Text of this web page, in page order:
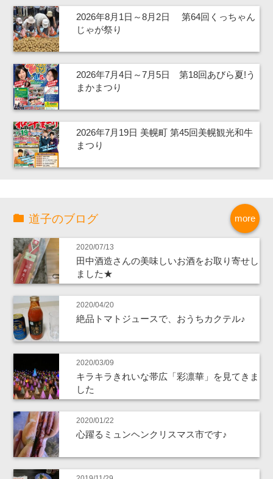
2026年8月1日～8月2日 第64回くっちゃん
じゃが祭り
2026年7月4日～7月5日 第18回あびら夏!う
まかまつり
2026年7月19日 美幌町 第45回美幌観光和牛
まつり
more
道子のブログ
2020/07/13
田中酒造さんの美味しいお酒をお取り寄せし
ました★
2020/04/20
絶品トマトジュースで、おうちカクテル♪
2020/03/09
キラキラきれいな帯広「彩凛華」を見てきま
した
2020/01/22
心躍るミュンヘンクリスマス市です♪